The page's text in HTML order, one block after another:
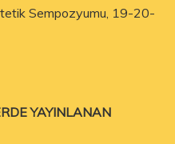
Sempozyumu, 19-20-
YAYINLANAN